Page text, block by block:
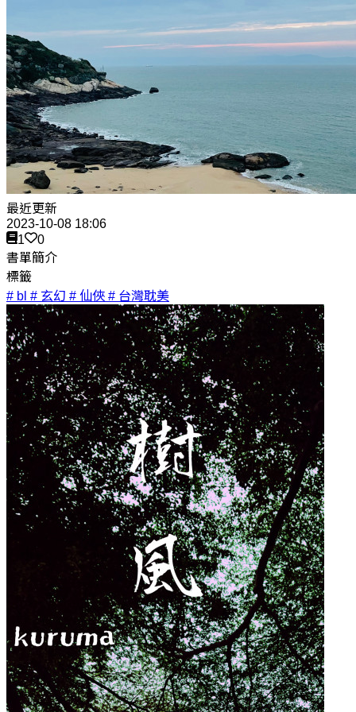
最近更新
2023-10-08 18:06
1
0
書單簡介
標籤
# bl # 玄幻 # 仙俠 # 台灣耽美